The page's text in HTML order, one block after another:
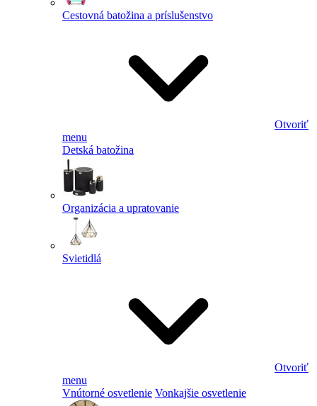
Cestovná batožina a príslušenstvo
Otvoriť
menu
Detská batožina
Organizácia a upratovanie
Svietidlá
Otvoriť
menu
Vnútorné osvetlenie Vonkajšie osvetlenie